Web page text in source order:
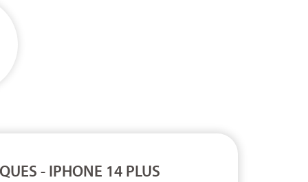
- IPHONE 14 PLUS